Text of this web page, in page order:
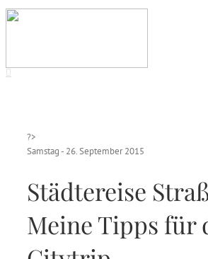
?>
Samstag - 26. September 2015
Städtereise
Meine Tipps für